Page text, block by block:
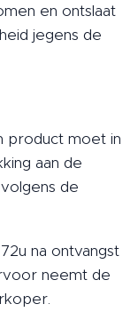
en ontslaat
jegens de
product moet in
aan de
de
na ontvangst
neemt de